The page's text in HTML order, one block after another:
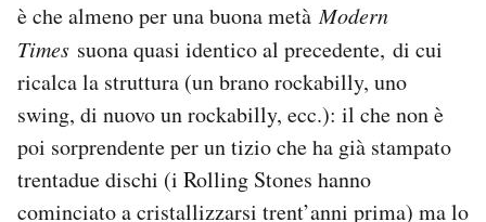
è che almeno per una buona metàModern
Times suona quasi identico al precedente, di cui
ricalca la struttura (un brano rockabilly, uno
swing, di nuovo un rockabilly, ecc.): il che non è
poi sorprendente per un tizio che ha già stampato
trentadue dischi (i Rolling Stones hanno
cominciato a cristallizzarsi trent’anni prima) ma lo